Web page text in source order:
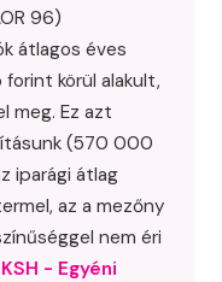
96)
átlagos éves
körül alakult,
meg. Ez azt
(570 000
iparági átlag
az a mezőny
nem éri
- Egyéni